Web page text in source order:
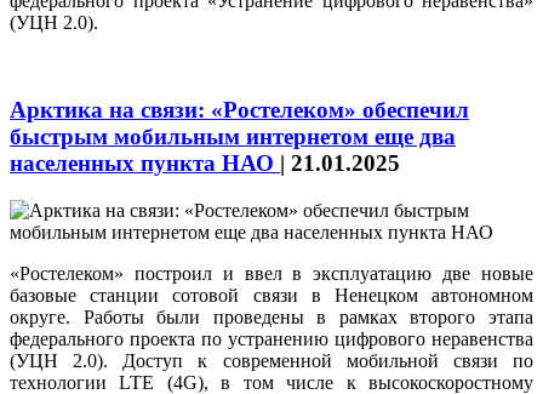
(УЦН 2.0).
Арктика на связи: «Ростелеком» обеспечил
быстрым мобильным интернетом еще два
населенных пункта НАО | 21.01.2025
«Ростелеком» построил и ввел в эксплуатацию две новые
базовые станции сотовой связи в Ненецком автономном
округе. Работы были проведены в рамках второго этапа
федерального проекта по устранению цифрового неравенства
(УЦН 2.0). Доступ к современной мобильной связи по
технологии LTE (4G), в том числе к высокоскоростному